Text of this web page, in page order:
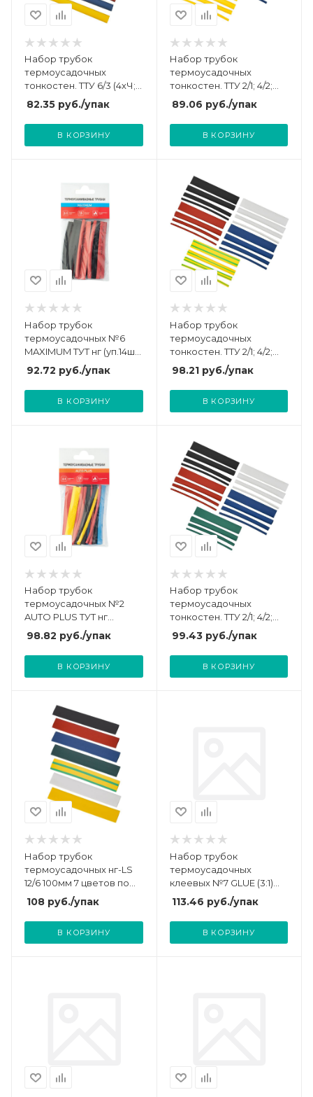
Набор трубок
термоусадочных
тонкостен. ТТУ 6/3 (4хЧ;
2хБ; К; С; Ж; З) 10х10см
разноцвет. IEK UDRS-D3-
D6-10-10
82.35 руб./упак
В КОРЗИНУ
Набор трубок
термоусадочных
тонкостен. ТТУ 2/1; 4/2;
6/3; 8/4 (Ж; С; К; Ч; Б)
20х8см разноцвет. IEK
UDRS-D2-D8-10-2
89.06 руб./упак
В КОРЗИНУ
Набор трубок
термоусадочных №6
MAXIMUM ТУТ нг (уп.14шт
по 10см) Rexant 29-0106
92.72 руб./упак
В КОРЗИНУ
Набор трубок
термоусадочных
тонкостен. ТТУ 2/1; 4/2;
6/3; 8/4 (ЖЗ; С; К; Ч)
20х8см разноцвет. IEK
UDRS-D2-D8-10-1
98.21руб./упак
В КОРЗИНУ
Набор трубок
термоусадочных №2
AUTO PLUS ТУТ нг
(уп.20шт по 10см) Rexant
98.82 руб./упак
В КОРЗИНУ
Набор трубок
термоусадочных
тонкостен. ТТУ 2/1; 4/2;
6/3; 8/4 (З; С; К; Ч) 20х8см
разноцвет. IEK UDRS-D2-
D8-10-3
99.43руб./упак
В КОРЗИНУ
Набор трубок
термоусадочных нг-LS
12/6 100мм 7 цветов по
3шт IEK UDR10-012-006-
021-S
108 руб./упак
В КОРЗИНУ
Набор трубок
термоусадочных
клеевых №7 GLUE (3:1)
(уп.7шт по 10см) Rexant
29-0107
113.46 руб./упак
В КОРЗИНУ